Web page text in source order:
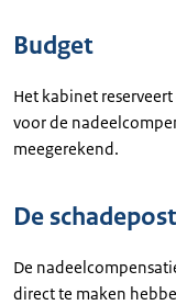
Budget
Het kabinet
voor de
meegerekend.
De
De
direct te maken